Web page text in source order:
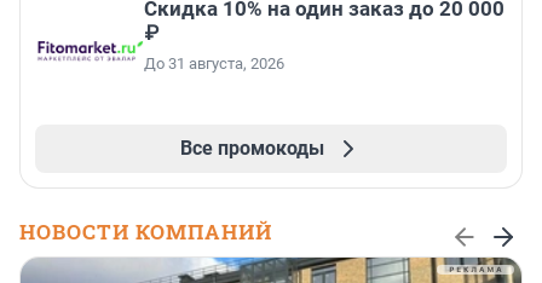
Скидка 10% на один заказ до 20 000
₽
До 31 августа, 2026
Все промокоды
НОВОСТИ КОМПАНИЙ